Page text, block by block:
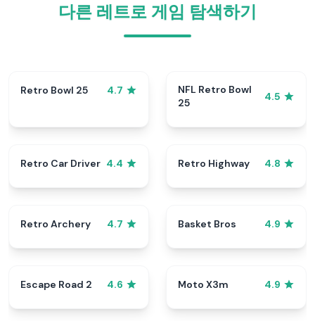
다른 레트로 게임 탐색하기
Retro Bowl 25 4.7
NFL Retro Bowl
25
4.5
Retro Car Driver 4.4 Retro Highway 4.8
Retro Archery 4.7 Basket Bros 4.9
Escape Road 2 4.6 Moto X3m 4.9